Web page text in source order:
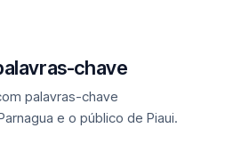
chave
palavras-chave
e o público de Piaui.